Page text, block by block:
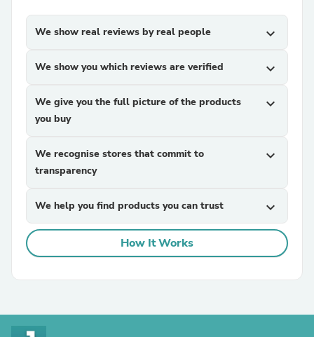
We show real reviews by real people expand_more
We show you which reviews are verified expand_more
We give you the full picture of the products
you buy
expand_more
We recognise stores that commit to
transparency
expand_more
We help you find products you can trust expand_more
How It Works